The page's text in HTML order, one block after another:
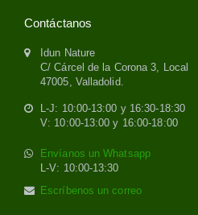
Contáctanos
Idun Nature
C/ Cárcel de la Corona 3, Local
47005, Valladolid.
L-J: 10:00-13:00 y 16:30-18:30
V: 10:00-13:00 y 16:00-18:00
Envíanos un Whatsapp
L-V: 10:00-13:30
Escríbenos un correo